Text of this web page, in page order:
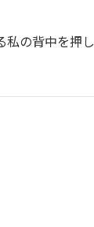
の背中を押